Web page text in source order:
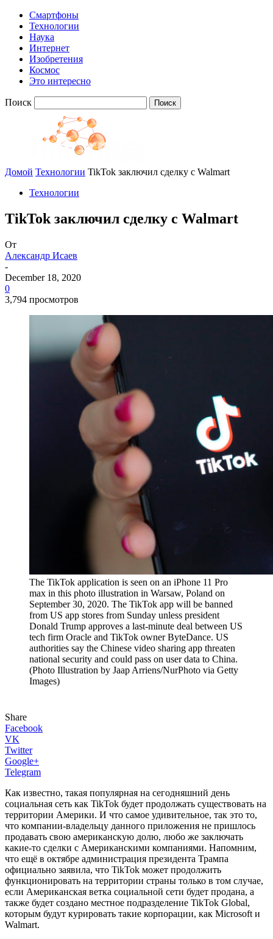
Смартфоны
Технологии
Наука
Интернет
Изобретения
Космос
Это интересно
Поиск
Домой Технологии TikTok заключил сделку с Walmart
Технологии
TikTok заключил сделку с Walmart
От
Александр Исаев
-
December 18, 2020
0
3,794 просмотров
The TikTok application is seen on an iPhone 11 Pro
max in this photo illustration in Warsaw, Poland on
September 30, 2020. The TikTok app will be banned
from US app stores from Sunday unless president
Donald Trump approves a last-minute deal between US
tech firm Oracle and TikTok owner ByteDance. US
authorities say the Chinese video sharing app threaten
national security and could pass on user data to China.
(Photo Illustration by Jaap Arriens/NurPhoto via Getty
Images)
Share
Facebook
VK
Twitter
Google+
Telegram
Как известно, такая популярная на сегодняшний день
социальная сеть как TikTok будет продолжать существовать на
территории Америки. И что самое удивительное, так это то,
что компании-владельцу данного приложения не пришлось
продавать свою американскую долю, любо же заключать
какие-то сделки с Американскими компаниями. Напомним,
что ещё в октябре администрация президента Трампа
официально заявила, что TikTok может продолжить
функционировать на территории страны только в том случае,
если Американская ветка социальной сети будет продана, а
также будет создано местное подразделение TikTok Global,
которым будут курировать такие корпорации, как Microsoft и
Walmart.